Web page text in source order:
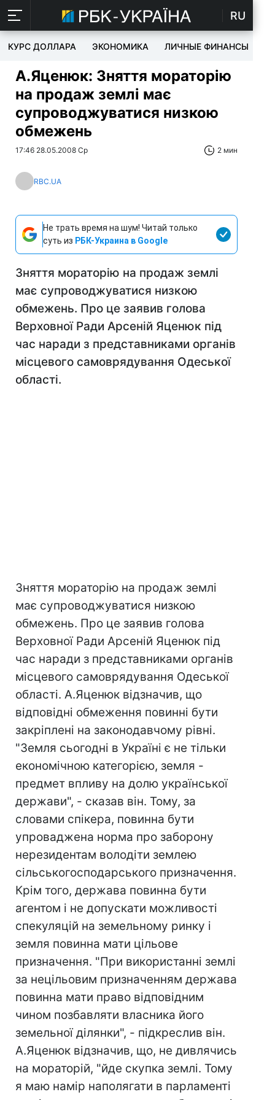
RU
КУРС ДОЛЛАРА ЭКОНОМИКА ЛИЧНЫЕ ФИНАНСЫ
А.Яценюк: Зняття мораторію
на продаж землі має
супроводжуватися низкою
обмежень
17:46 28.05.2008 Ср 2 мин
RBC.UA
Не трать время на шум! Читай только
суть из РБК-Украина в Google
Зняття мораторію на продаж землі
має супроводжуватися низкою
обмежень. Про це заявив голова
Верховної Ради Арсеній Яценюк під
час наради з представниками органів
місцевого самоврядування Одеської
області.
Зняття мораторію на продаж землі
має супроводжуватися низкою
обмежень. Про це заявив голова
Верховної Ради Арсеній Яценюк під
час наради з представниками органів
місцевого самоврядування Одеської
області. А.Яценюк відзначив, що
відповідні обмеження повинні бути
закріплені на законодавчому рівні.
"Земля сьогодні в Україні є не тільки
економічною категорією, земля -
предмет впливу на долю української
держави", - сказав він. Тому, за
словами спікера, повинна бути
упроваджена норма про заборону
нерезидентам володіти землею
сільськогосподарського призначення.
Крім того, держава повинна бути
агентом і не допускати можливості
спекуляцій на земельному ринку і
земля повинна мати цільове
призначення. "При використанні землі
за нецільовим призначенням держава
повинна мати право відповідним
чином позбавляти власника його
земельної ділянки", - підкреслив він.
А.Яценюк відзначив, що, не дивлячись
на мораторій, "йде скупка землі. Тому
я маю намір наполягати в парламенті